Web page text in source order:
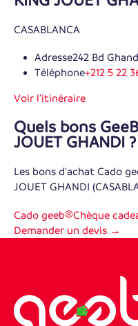
CASABLANCA
Adresse242 Bd
Téléphone+212 5 22
Voir l'itinéraire
Quels bons
JOUET GHANDI ?
Les bons d'achat Cado
JOUET GHANDI
Cado geeb®Chèque
Demander un devis →